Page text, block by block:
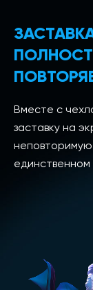
Вместе с
заставку на
неповторимую
единственном